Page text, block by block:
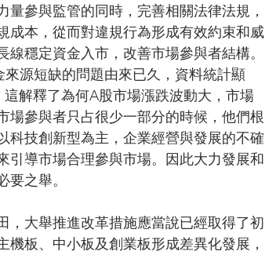
參與監管的同時，完善相關法律法規，
成本，從而對違規行為形成有效約束和威
穩定資金入市，改善市場參與者結構。
源短缺的問題由來已久，資料統計顯
解釋了為何A股市場漲跌波動大，市場
場參與者只占很少一部分的時候，他們根
科技創新型為主，企業經營與發展的不確
引導市場合理參與市場。因此大力發展和
之舉。
，大舉推進改革措施應當說已經取得了初
板、中小板及創業板形成差異化發展，